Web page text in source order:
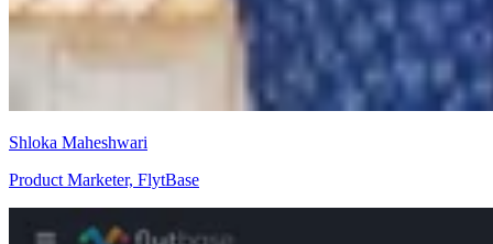
Shloka Maheshwari
Product Marketer, FlytBase